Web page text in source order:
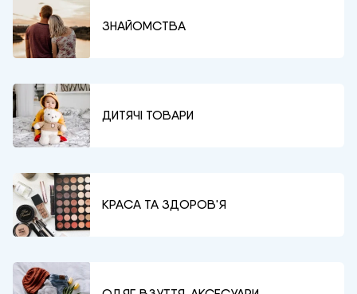
ЗНАЙОМСТВА
ДИТЯЧІ ТОВАРИ
КРАСА ТА ЗДОРОВ'Я